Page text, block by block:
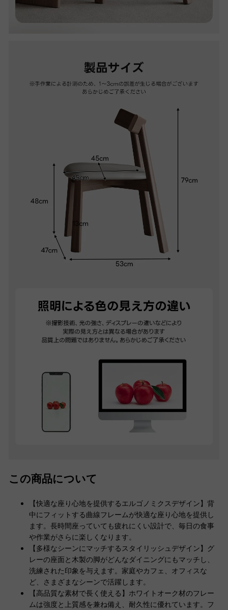
この商品について
【快適な座り心地を提供するエルゴノミクスデザイン】背
中にフィットする曲線フレームが快適な座り心地を提供し
ます。長時間座っていても疲れにくい設計で、毎日の食事
や作業がさらに楽しくなります。
【多様なシーンにマッチするスタイリッシュデザイン】グ
レーの座面と木製の脚がどんなダイニングにもマッチし、
洗練された印象を与えます。家庭やカフェ、オフィスな
ど、さまざまなシーンで活躍します。
【高品質な素材で長く使える】ホワイトオーク材のフレー
ムは強度と上質感を兼ね備え、耐久性に優れています。フ